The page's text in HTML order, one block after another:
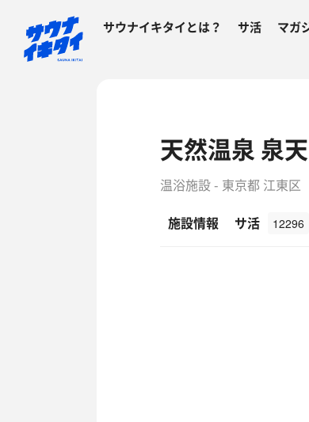
サウナイキタイとは？ サ活 マガ
天然温泉 泉
温浴施設 - 東京都 江東区
施設情報
サ活 12296